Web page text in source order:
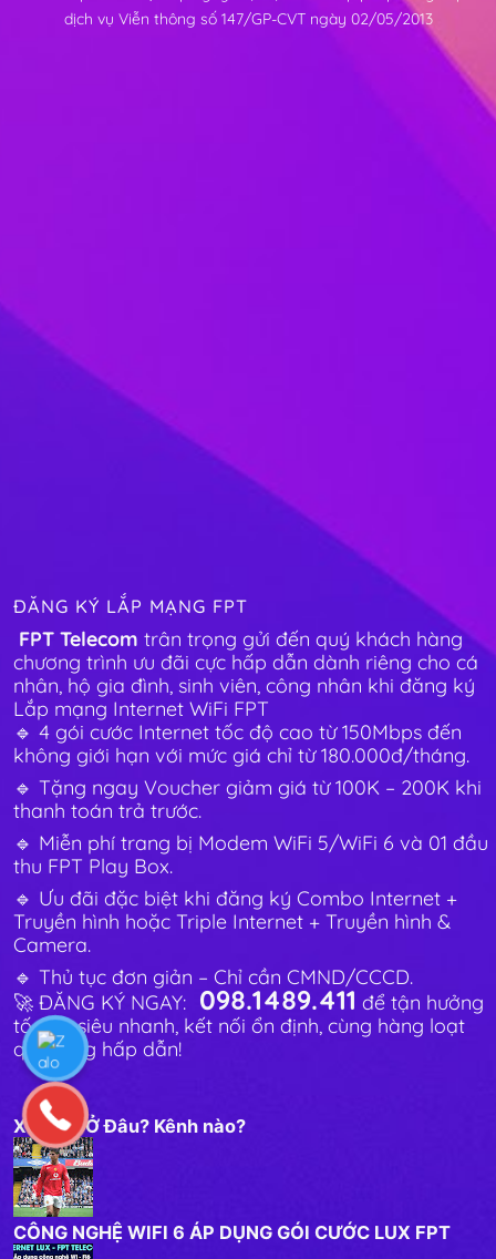
dịch vụ Viễn thông số 147/GP-CVT ngày 02/05/2013
ĐĂNG KÝ LẮP MẠNG FPT
FPT Telecom trân trọng gửi đến quý khách hàng
chương trình ưu đãi cực hấp dẫn dành riêng cho cá
nhân, hộ gia đình, sinh viên, công nhân khi đăng ký
Lắp mạng Internet WiFi FPT
🔹 4 gói cước Internet tốc độ cao từ 150Mbps đến
không giới hạn với mức giá chỉ từ 180.000đ/tháng.
🔹 Tặng ngay Voucher giảm giá từ 100K – 200K khi
thanh toán trả trước.
🔹 Miễn phí trang bị Modem WiFi 5/WiFi 6 và 01 đầu
thu FPT Play Box.
🔹 Ưu đãi đặc biệt khi đăng ký Combo Internet +
Truyền hình hoặc Triple Internet + Truyền hình &
Camera.
🔹 Thủ tục đơn giản – Chỉ cần CMND/CCCD.
🚀 ĐĂNG KÝ NGAY: 098.1489.411 để tận hưởng
tốc độ siêu nhanh, kết nối ổn định, cùng hàng loạt
quà tặng hấp dẫn!
Xem C1 Ở Đâu? Kênh nào?
CÔNG NGHỆ WIFI 6 ÁP DỤNG GÓI CƯỚC LUX FPT